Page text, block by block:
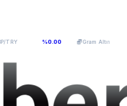
%0.00 Gram Altın 6.107,92 %0.00